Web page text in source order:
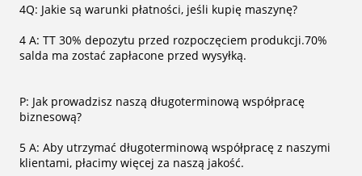
4Q: Jakie są warunki płatności, jeśli kupię maszynę?
4 A: TT 30% depozytu przed rozpoczęciem produkcji.70%
salda ma zostać zapłacone przed wysyłką.
P: Jak prowadzisz naszą długoterminową współpracę
biznesową?
5 A: Aby utrzymać długoterminową współpracę z naszymi
klientami, płacimy więcej za naszą jakość.